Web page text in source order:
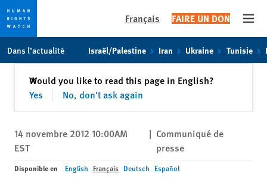
toto
content
Français FAIRE UN DON
Dans l’actualité Israël/Palestine Iran Ukraine Tunisie
Would you like to read this page in English?
Yes
No, don't ask again
✕Fermer
14 novembre 2012 10:00AM
EST
| Communiqué de
presse
Disponible en English Français Deutsch Español